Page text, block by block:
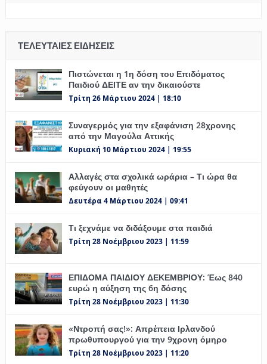
ΤΕΛΕΥΤΑΊΕΣ ΕΙΔΉΣΕΙΣ
Πιστώνεται η 1η δόση του Επιδόματος
Παιδιού ΔΕΙΤΕ αν την δικαιούστε
Τρίτη 26 Μάρτιου 2024 | 18:10
Συναγερμός για την εξαφάνιση 28χρονης
από την Μαγούλα Αττικής
Κυριακή 10 Μάρτιου 2024 | 19:55
Αλλαγές στα σχολικά ωράρια – Τι ώρα θα
φεύγουν οι μαθητές
Δευτέρα 4 Μάρτιου 2024 | 09:41
Τι ξεχνάμε να διδάξουμε στα παιδιά
Τρίτη 28 Νοέμβριου 2023 | 11:59
ΕΠΙΔΟΜΑ ΠΑΙΔΙΟΥ ΔΕΚΕΜΒΡΙΟΥ: Έως 840
ευρώ η αύξηση της 6η δόσης
Τρίτη 28 Νοέμβριου 2023 | 11:30
«Ντροπή σας!»: Απρέπεια Ιρλανδού
πρωθυπουργού για την 9χρονη όμηρο
Τρίτη 28 Νοέμβριου 2023 | 11:20